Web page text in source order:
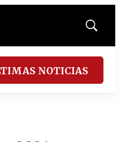
Mostrar
NOTICIAS